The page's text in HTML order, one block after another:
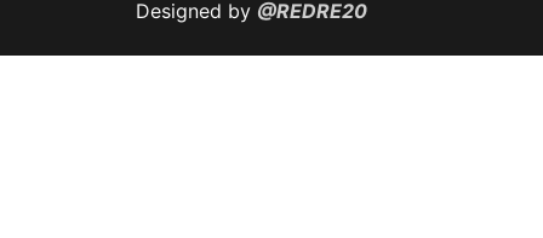
Designed by @REDRE20